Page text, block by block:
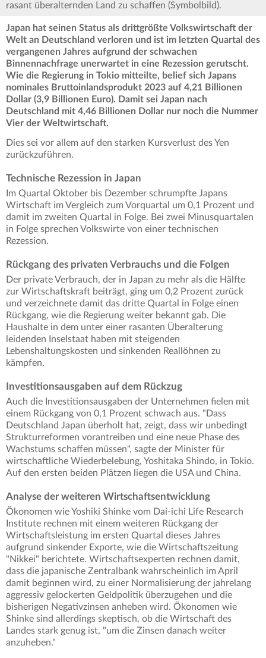
rasant überalternden Land zu schaffen (Symbolbild).
Japan hat seinen Status als drittgrößte Volkswirtschaft der
Welt an Deutschland verloren und ist im letzten Quartal des
vergangenen Jahres aufgrund der schwachen
Binnennachfrage unerwartet in eine Rezession gerutscht.
Wie die Regierung in Tokio mitteilte, belief sich Japans
nominales Bruttoinlandsprodukt 2023 auf 4,21 Billionen
Dollar (3,9 Billionen Euro). Damit sei Japan nach
Deutschland mit 4,46 Billionen Dollar nur noch die Nummer
Vier der Weltwirtschaft.
Dies sei vor allem auf den starken Kursverlust des Yen
zurückzuführen.
Technische Rezession in Japan
Im Quartal Oktober bis Dezember schrumpfte Japans
Wirtschaft im Vergleich zum Vorquartal um 0,1 Prozent und
damit im zweiten Quartal in Folge. Bei zwei Minusquartalen
in Folge sprechen Volkswirte von einer technischen
Rezession.
Rückgang des privaten Verbrauchs und die Folgen
Der private Verbrauch, der in Japan zu mehr als die Hälfte
zur Wirtschaftskraft beiträgt, ging um 0,2 Prozent zurück
und verzeichnete damit das dritte Quartal in Folge einen
Rückgang, wie die Regierung weiter bekannt gab. Die
Haushalte in dem unter einer rasanten Überalterung
leidenden Inselstaat haben mit steigenden
Lebenshaltungskosten und sinkenden Reallöhnen zu
kämpfen.
Investitionsausgaben auf dem Rückzug
Auch die Investitionsausgaben der Unternehmen fielen mit
einem Rückgang von 0,1 Prozent schwach aus. "Dass
Deutschland Japan überholt hat, zeigt, dass wir unbedingt
Strukturreformen vorantreiben und eine neue Phase des
Wachstums schaffen müssen", sagte der Minister für
wirtschaftliche Wiederbelebung, Yoshitaka Shindo, in Tokio.
Auf den ersten beiden Plätzen liegen die USA und China.
Analyse der weiteren Wirtschaftsentwicklung
Ökonomen wie Yoshiki Shinke vom Dai-ichi Life Research
Institute rechnen mit einem weiteren Rückgang der
Wirtschaftsleistung im ersten Quartal dieses Jahres
aufgrund sinkender Exporte, wie die Wirtschaftszeitung
"Nikkei" berichtete. Wirtschaftsexperten rechnen damit,
dass die japanische Zentralbank wahrscheinlich im April
damit beginnen wird, zu einer Normalisierung der jahrelang
aggressiv gelockerten Geldpolitik überzugehen und die
bisherigen Negativzinsen anheben wird. Ökonomen wie
Shinke sind allerdings skeptisch, ob die Wirtschaft des
Landes stark genug ist, "um die Zinsen danach weiter
anzuheben."